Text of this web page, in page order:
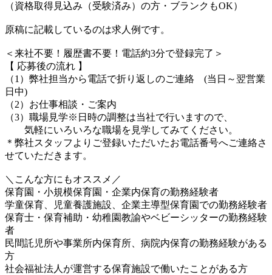
（資格取得見込み（受験済み）の方・ブランクもOK）
原稿に記載しているのは求人例です。
＜来社不要！履歴書不要！電話約3分で登録完了＞
【 応募後の流れ 】
（1）弊社担当から電話で折り返しのご連絡 (当日～翌営業
日中)
（2）お仕事相談・ご案内
（3）職場見学※日時の調整は当社で行いますので、
気軽にいろいろな職場を見学してみてください。
＊弊社スタッフよりご登録いただいたお電話番号へご連絡さ
せていただきます。
＼こんな方にもオススメ／
保育園・小規模保育園・企業内保育の勤務経験者
学童保育、児童養護施設、企業主導型保育園での勤務経験者
保育士・保育補助・幼稚園教諭やベビーシッターの勤務経験
者
民間託児所や事業所内保育所、病院内保育の勤務経験がある
方
社会福祉法人が運営する保育施設で働いたことがある方